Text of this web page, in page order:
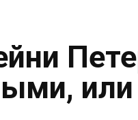
или